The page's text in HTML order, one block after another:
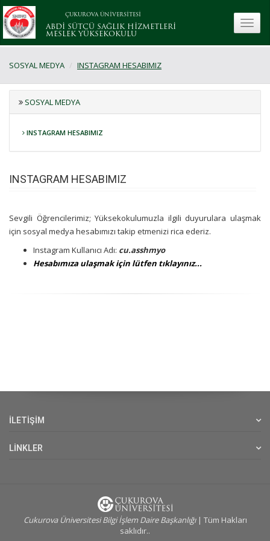
ÇUKUROVA ÜNİVERSİTESİ
ABDİ SÜTCÜ SAĞLIK HİZMETLERİ
MESLEK YÜKSEKOKULU
SOSYAL MEDYA INSTAGRAM HESABIMIZ
SOSYAL MEDYA
INSTAGRAM HESABIMIZ
INSTAGRAM HESABIMIZ
Sevgili Öğrencilerimiz; Yüksekokulumuzla ilgili duyurulara ulaşmak
için sosyal medya hesabımızı takip etmenizi rica ederiz.
Instagram Kullanıcı Adı: cu.asshmyo
Hesabımıza ulaşmak için lütfen tıklayınız...
İLETİŞİM
LİNKLER
Cukurova Üniversitesi Bilgi İşlem Daire Başkanlığı| Tüm Hakları
saklıdır..